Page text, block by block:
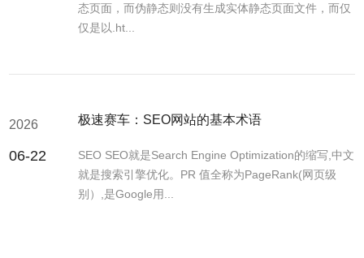
态页面，而伪静态则没有生成实体静态页面文件，而仅
仅是以.ht...
2026
06-22
极速赛车：SEO网站的基本术语
SEO SEO就是Search Engine Optimization的缩写,中文
就是搜索引擎优化。PR 值全称为PageRank(网页级
别）,是Google用...